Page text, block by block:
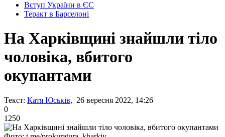
Вступ України в ЄС
Теракт в Барселоні
На Харківщині знайшли тіло
чоловіка, вбитого
окупантами
Текст: Катя Юськів, 26 вересня 2022, 14:26
0
1250